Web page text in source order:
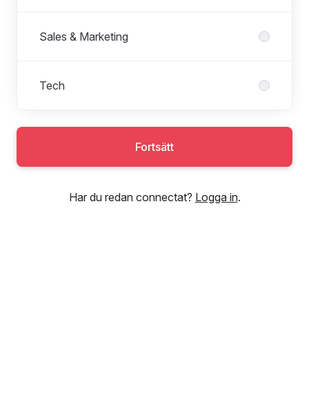
Sales & Marketing
Tech
Fortsätt
Har du redan connectat? Logga in.